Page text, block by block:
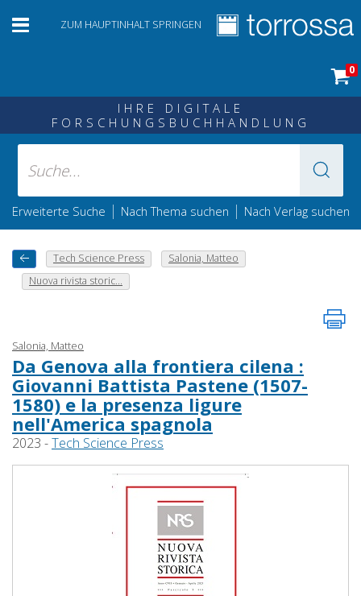
ZUM HAUPTINHALT SPRINGEN
0
IHRE DIGITALE
FORSCHUNGSBUCHHANDLUNG
Erweiterte Suche | Nach Thema suchen | Nach Verlag suchen
Tech Science Press
Salonia, Matteo
Nuova rivista storic...
Salonia, Matteo
Da Genova alla frontiera cilena :
Giovanni Battista Pastene (1507-
1580) e la presenza ligure
nell'America spagnola
2023 -Tech Science Press